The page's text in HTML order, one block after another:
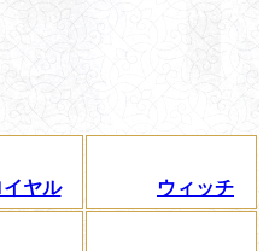
イヤル ウィッチ